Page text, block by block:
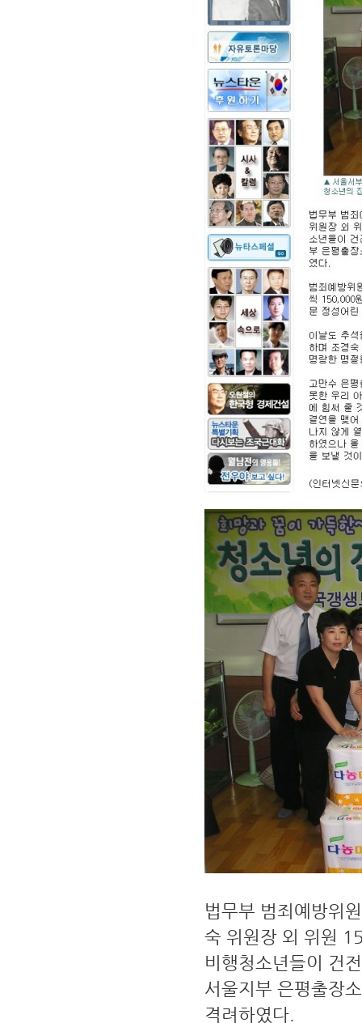
법무부 범죄예방위
숙 위원장 외 위원
비행청소년들이 건
서울지부 은평출장
격려하였다.